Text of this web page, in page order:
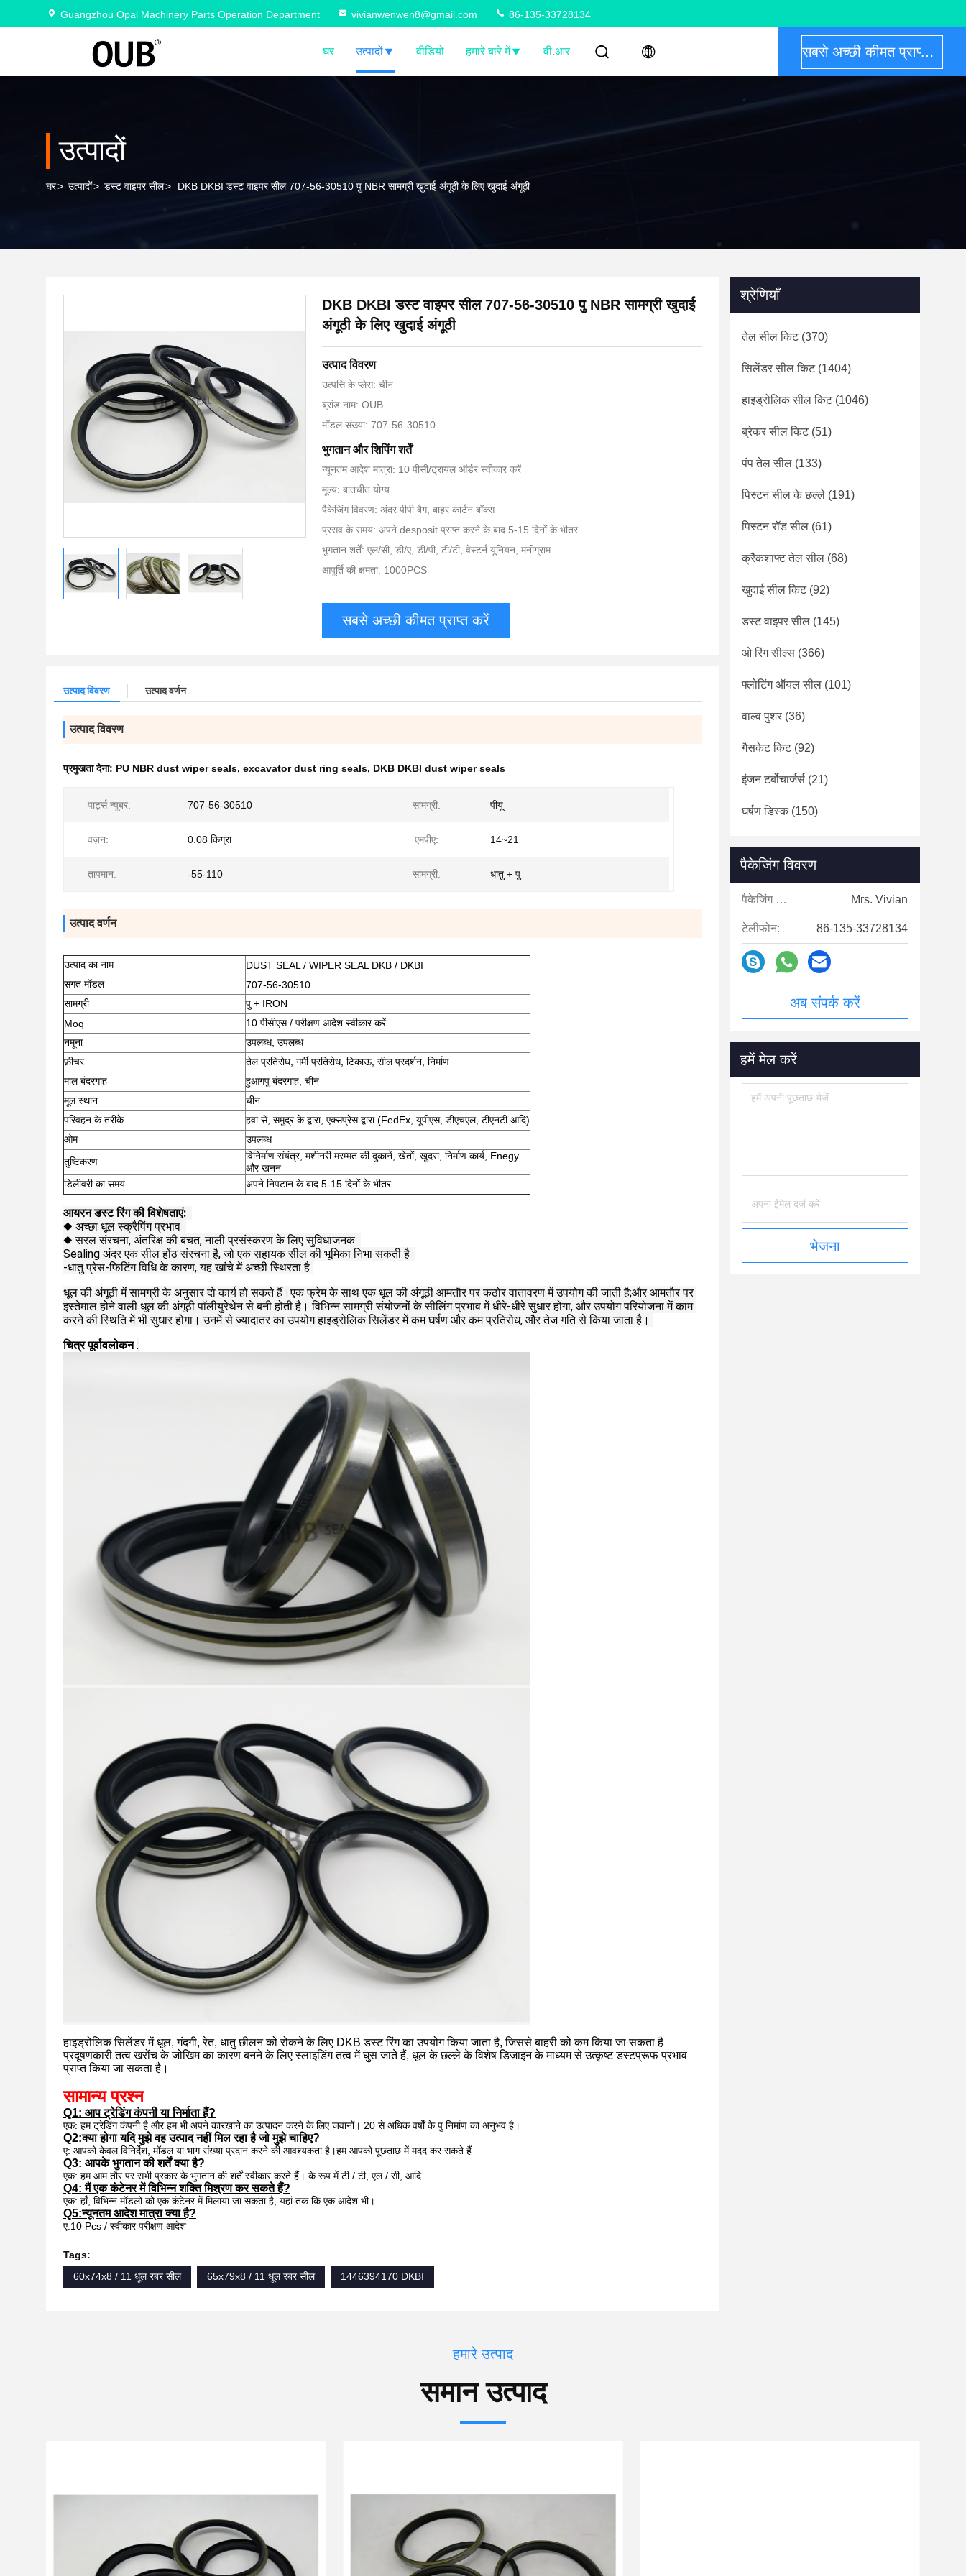
Guangzhou Opal Machinery Parts Operation Department vivianwenwen8@gmail.com 86-135-33728134
घर उत्पादों वीडियो हमारे बारे में वी.आर सबसे अच्छी कीमत प्राप्त करें
उत्पादों
घर> उत्पादों> डस्ट वाइपर सील> DKB DKBI डस्ट वाइपर सील 707-56-30510 पु NBR सामग्री खुदाई अंगूठी के लिए खुदाई अंगूठी
DKB DKBI डस्ट वाइपर सील 707-56-30510 पु NBR सामग्री खुदाई
अंगूठी के लिए खुदाई अंगूठी
उत्पाद विवरण
उत्पत्ति के प्लेस: चीन
ब्रांड नाम: OUB
मॉडल संख्या: 707-56-30510
भुगतान और शिपिंग शर्तें
न्यूनतम आदेश मात्रा: 10 पीसी/ट्रायल ऑर्डर स्वीकार करें
मूल्य: बातचीत योग्य
पैकेजिंग विवरण: अंदर पीपी बैग, बाहर कार्टन बॉक्स
प्रसव के समय: अपने desposit प्राप्त करने के बाद 5-15 दिनों के भीतर
भुगतान शर्तें: एल/सी, डी/ए, डी/पी, टी/टी, वेस्टर्न यूनियन, मनीग्राम
आपूर्ति की क्षमता: 1000PCS
सबसे अच्छी कीमत प्राप्त करें
उत्पाद विवरण उत्पाद वर्णन
उत्पाद विवरण
प्रमुखता देना: PU NBR dust wiper seals, excavator dust ring seals, DKB DKBI dust wiper seals
पार्ट्स न्यूबर: 707-56-30510 सामग्री: पीयू
वज़न: 0.08 किग्रा एमपीए: 14~21
तापमान: -55-110 सामग्री: धातु + पु
उत्पाद वर्णन
उत्पाद का नाम
DUST SEAL / WIPER SEAL DKB / DKBI
संगत मॉडल
707-56-30510
सामग्री
पु + IRON
Moq
10 पीसीएस / परीक्षण आदेश स्वीकार करें
नमूना
उपलब्ध, उपलब्ध
फ़ीचर
तेल प्रतिरोध, गर्मी प्रतिरोध, टिकाऊ, सील प्रदर्शन, निर्माण
माल बंदरगाह
हुआंगपु बंदरगाह, चीन
मूल स्थान
चीन
परिवहन के तरीके
हवा से, समुद्र के द्वारा, एक्सप्रेस द्वारा (FedEx, यूपीएस, डीएचएल, टीएनटी आदि)
ओम
उपलब्ध
तुष्टिकरण
विनिर्माण संयंत्र, मशीनरी मरम्मत की दुकानें, खेतों, खुदरा, निर्माण कार्य, Enegy
और खनन
डिलीवरी का समय
अपने निपटान के बाद 5-15 दिनों के भीतर
आयरन डस्ट रिंग की विशेषताएं:
◆ अच्छा धूल स्क्रैपिंग प्रभाव
◆ सरल संरचना, अंतरिक्ष की बचत, नाली प्रसंस्करण के लिए सुविधाजनक
Sealing अंदर एक सील होंठ संरचना है, जो एक सहायक सील की भूमिका निभा सकती है
-धातु प्रेस-फिटिंग विधि के कारण, यह खांचे में अच्छी स्थिरता है
धूल की अंगूठी में सामग्री के अनुसार दो कार्य हो सकते हैं।एक फ्रेम के साथ एक धूल की अंगूठी आमतौर पर कठोर वातावरण में उपयोग की जाती है;और आमतौर पर
इस्तेमाल होने वाली धूल की अंगूठी पॉलीयुरेथेन से बनी होती है। विभिन्न सामग्री संयोजनों के सीलिंग प्रभाव में धीरे-धीरे सुधार होगा, और उपयोग परियोजना में काम
करने की स्थिति में भी सुधार होगा। उनमें से ज्यादातर का उपयोग हाइड्रोलिक सिलेंडर में कम घर्षण और कम प्रतिरोध, और तेज गति से किया जाता है।
चित्र पूर्वावलोकन :
हाइड्रोलिक सिलेंडर में धूल, गंदगी, रेत, धातु छीलन को रोकने के लिए DKB डस्ट रिंग का उपयोग किया जाता है, जिससे बाहरी को कम किया जा सकता है
प्रदूषणकारी तत्व खरोंच के जोखिम का कारण बनने के लिए स्लाइडिंग तत्व में घुस जाते हैं, धूल के छल्ले के विशेष डिजाइन के माध्यम से उत्कृष्ट डस्टप्रूफ प्रभाव
प्राप्त किया जा सकता है।
सामान्य प्रश्न
Q1: आप ट्रेडिंग कंपनी या निर्माता हैं?
एक: हम ट्रेडिंग कंपनी है और हम भी अपने कारखाने का उत्पादन करने के लिए जवानों। 20 से अधिक वर्षों के पु निर्माण का अनुभव है।
Q2:क्या होगा यदि मुझे वह उत्पाद नहीं मिल रहा है जो मुझे चाहिए?
ए: आपको केवल विनिर्देश, मॉडल या भाग संख्या प्रदान करने की आवश्यकता है।हम आपको पूछताछ में मदद कर सकते हैं
Q3: आपके भुगतान की शर्तें क्या है?
एक: हम आम तौर पर सभी प्रकार के भुगतान की शर्तें स्वीकार करते हैं। के रूप में टी / टी, एल / सी, आदि
Q4: मैं एक कंटेनर में विभिन्न शक्ति मिश्रण कर सकते हैं?
एक: हाँ, विभिन्न मॉडलों को एक कंटेनर में मिलाया जा सकता है, यहां तक ​​कि एक आदेश भी।
Q5:न्यूनतम आदेश मात्रा क्या है?
ए:10 Pcs / स्वीकार परीक्षण आदेश
Tags:
60x74x8 / 11 धूल रबर सील
65x79x8 / 11 धूल रबर सील 1446394170 DKBI
श्रेणियाँ
तेल सील किट(370)
सिलेंडर सील किट(1404)
हाइड्रोलिक सील किट(1046)
ब्रेकर सील किट(51)
पंप तेल सील (133)
पिस्टन सील के छल्ले (191)
पिस्टन रॉड सील (61)
क्रैंकशाफ्ट तेल सील (68)
खुदाई सील किट(92)
डस्ट वाइपर सील (145)
ओ रिंग सील्स (366)
फ्लोटिंग ऑयल सील (101)
वाल्व पुशर (36)
गैसकेट किट(92)
इंजन टर्बोचार्जर्स (21)
घर्षण डिस्क (150)
पैकेजिंग विवरण
पैकेजिंग विवरण: Mrs. Vivian
टेलीफोन: 86-135-33728134
अब संपर्क करें
हमें मेल करें
भेजना
हमारे उत्पाद
समान उत्पाद